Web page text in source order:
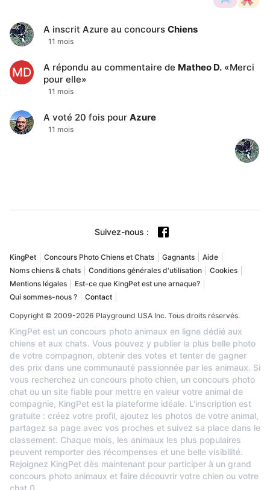
A inscrit Azure au concours Chiens
11 mois
MD A répondu au commentaire de Matheo D. «Merci
pour elle»
11 mois
A voté 20 fois pour Azure
11 mois
Suivez-nous :
KingPet Concours Photo Chiens et Chats Gagnants
Aide
Noms chiens & chats
Conditions générales d'utilisation
Cookies
Mentions légales
Est-ce que KingPet est une arnaque?
Qui sommes-nous ?
Contact
Copyright © 2009-2026 Playground USA Inc. Tous droits réservés.
KingPet est un concours photo animaux en ligne dédié aux
chiens et aux chats. Vous pouvez y publier la plus belle photo
de votre compagnon, obtenir des votes et tenter de gagner
des prix dans une communauté passionnée par les animaux. Si
vous recherchez un concours photo chien, un concours photo
chat ou un site fiable pour mettre en valeur votre animal de
compagnie, KingPet est la plateforme idéale. L'inscription est
gratuite : créez votre profil, ajoutez les photos de votre animal,
partagez sa page avec vos proches et suivez sa place dans le
classement. Chaque mois, les animaux les plus populaires
peuvent remporter des récompenses et une belle visibilité.
Rejoignez KingPet dès maintenant pour participer à un grand
concours photo animaux et faire découvrir votre chien ou votre
chat. 0